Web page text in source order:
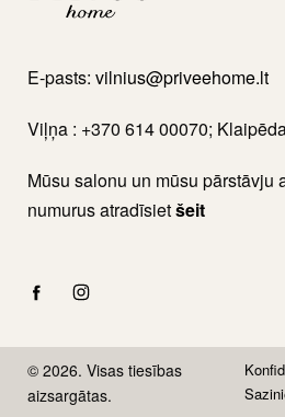
E-pasts: vilnius@priveehome.lt
Viļņa : +370 614 00070;
Mūsu salonu un mūsu pārstāvju
numurus atradīsietšeit
© 2026. Visas tiesības
aizsargātas.